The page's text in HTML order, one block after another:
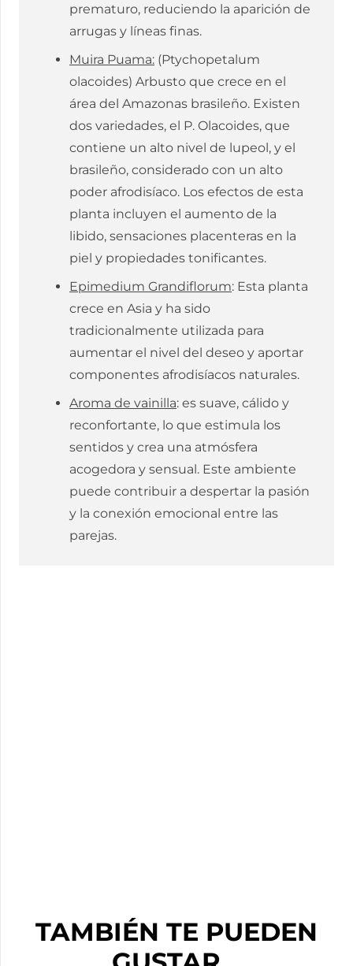
prematuro, reduciendo la aparición de
arrugas y líneas finas.
Muira Puama: (Ptychopetalum
olacoides) Arbusto que crece en el
área del Amazonas brasileño. Existen
dos variedades, el P. Olacoides, que
contiene un alto nivel de lupeol, y el
brasileño, considerado con un alto
poder afrodisíaco. Los efectos de esta
planta incluyen el aumento de la
libido, sensaciones placenteras en la
piel y propiedades tonificantes.
Epimedium Grandiflorum: Esta planta
crece en Asia y ha sido
tradicionalmente utilizada para
aumentar el nivel del deseo y aportar
componentes afrodisíacos naturales.
Aroma de vainilla: es suave, cálido y
reconfortante, lo que estimula los
sentidos y crea una atmósfera
acogedora y sensual. Este ambiente
puede contribuir a despertar la pasión
y la conexión emocional entre las
parejas.
TAMBIÉN TE PUEDEN